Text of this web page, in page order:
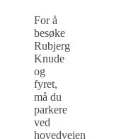
For å
besøke
Rubjerg
Knude
og
fyret,
må du
parkere
ved
hovedveien